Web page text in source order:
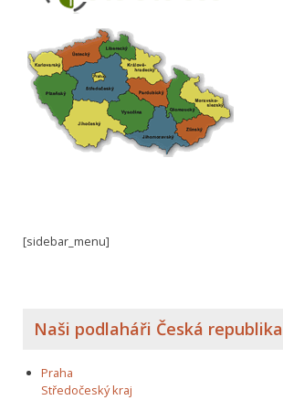
[sidebar_menu]
Naši podlaháři Česká republika
Praha
Středočeský kraj